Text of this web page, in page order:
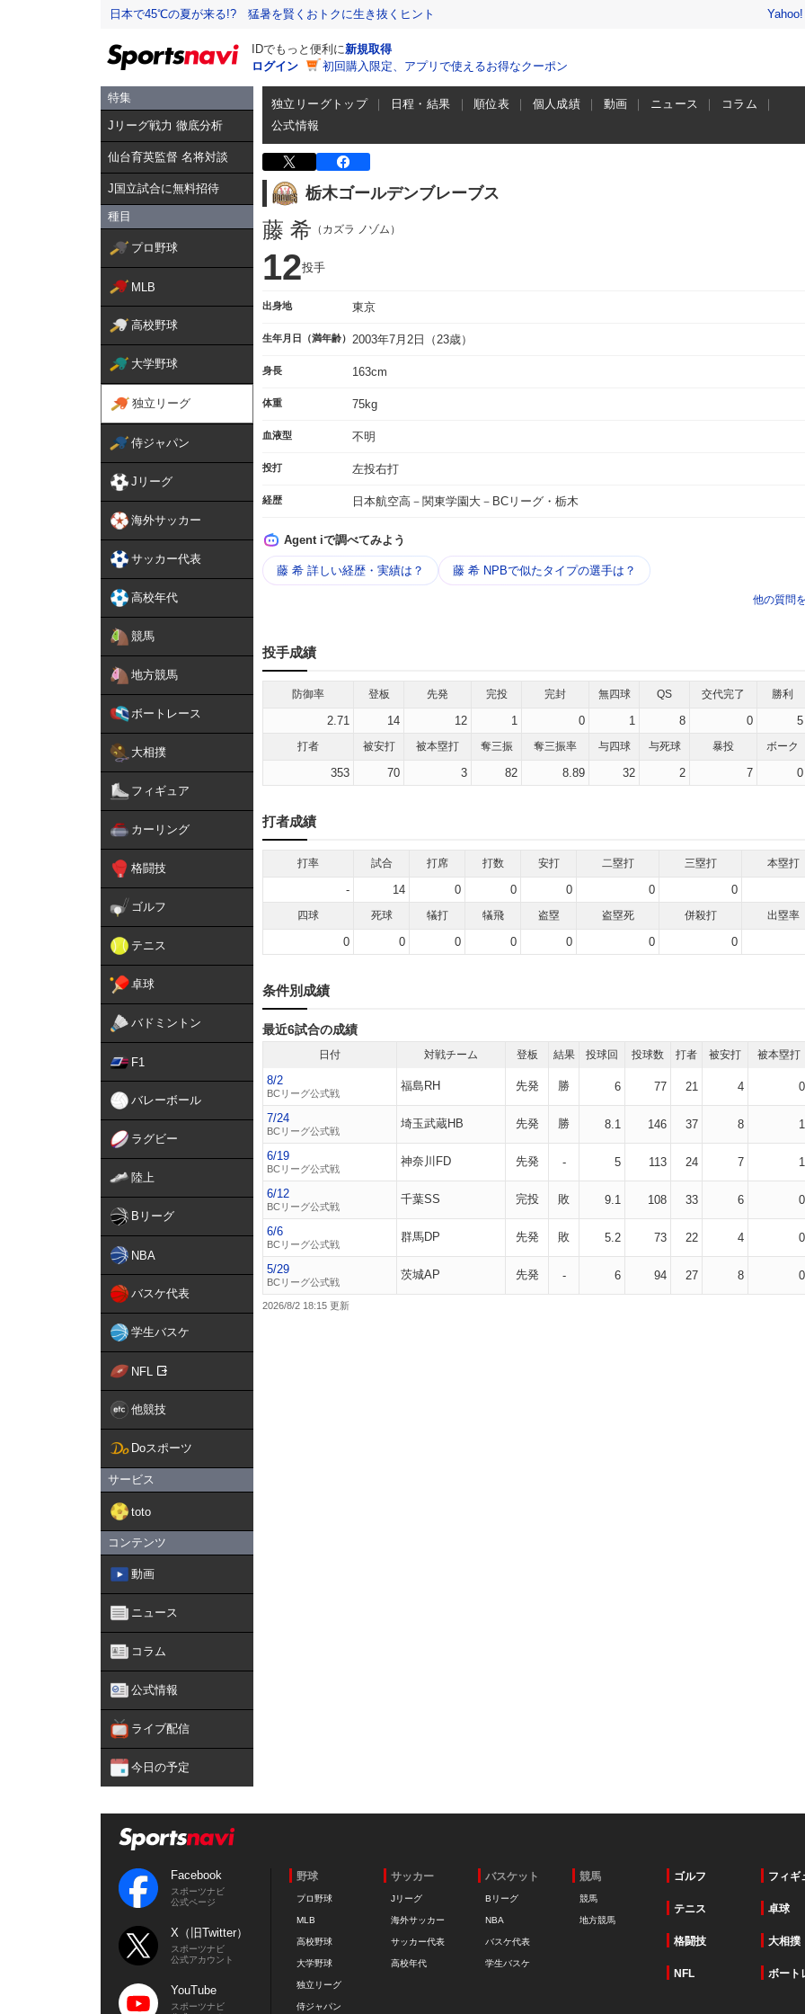
日本で45℃の夏が来る!? 猛暑を賢くおトクに生き抜くヒント
IDでもっと便利に新規取得
ログイン
初回購入限定、アプリで使えるお得なクーポン
特集
Jリーグ戦力 徹底分析
仙台育英監督 名将対談
J国立試合に無料招待
種目
プロ野球
MLB
高校野球
大学野球
独立リーグ
侍ジャパン
Jリーグ
海外サッカー
サッカー代表
高校年代
競馬
地方競馬
ボートレース
大相撲
フィギュア
カーリング
格闘技
ゴルフ
テニス
卓球
バドミントン
F1
バレーボール
ラグビー
陸上
Bリーグ
NBA
バスケ代表
学生バスケ
NFL
他競技
Doスポーツ
サービス
toto
コンテンツ
動画
ニュース
コラム
公式情報
ライブ配信
今日の予定
独立リーグトップ 日程・結果 順位表 個人成績 動画 ニュース
コラム
公式情報
栃木ゴールデンブレーブス
藤 希 （カズラ ノゾム）
12投手
出身地 東京
生年月日（満年齢） 2003年7月2日（23歳）
身長 163cm
体重 75kg
血液型 不明
投打 左投右打
経歴 日本航空高－関東学園大－BCリーグ・栃木
Agent iで調べてみよう
藤 希 詳しい経歴・実績は？ 藤 希 NPBで似たタイプの選手は？
他の質問
投手成績
防御率 登板 先発 完投 完封 無四球 QS 交代完了 勝利
2.71 14 12 1 0 1 8 0 5
打者 被安打 被本塁打 奪三振 奪三振率 与四球 与死球 暴投 ボーク
353 70 3 82 8.89 32 2 7 0
打者成績
打率 試合 打席 打数 安打 二塁打 三塁打 本塁打
- 14 0 0 0 0 0
四球 死球 犠打 犠飛 盗塁 盗塁死 併殺打 出塁率
0 0 0 0 0 0 0
条件別成績
最近6試合の成績
日付 対戦チーム 登板 結果 投球回 投球数 打者 被安打 被本塁打
8/2
BCリーグ公式戦
福島RH 先発 勝 6 77 21 4 0
7/24
BCリーグ公式戦
埼玉武蔵HB 先発 勝 8.1 146 37 8 1
6/19
BCリーグ公式戦
神奈川FD 先発 - 5 113 24 7 1
6/12
BCリーグ公式戦
千葉SS 完投 敗 9.1 108 33 6 0
6/6
BCリーグ公式戦
群馬DP 先発 敗 5.2 73 22 4 0
5/29
BCリーグ公式戦
茨城AP 先発 - 6 94 27 8 0
2026/8/2 18:15
Facebook
スポーツナビ
公式ページ
X（旧Twitter）
スポーツナビ
公式アカウント
YouTube
スポーツナビ
野球
プロ野球
MLB
高校野球
大学野球
独立リーグ
侍ジャパン
サッカー
Jリーグ
海外サッカー
サッカー代表
高校年代
バスケット
Bリーグ
NBA
バスケ代表
学生バスケ
競馬
競馬
地方競馬
ゴルフ フィギ
テニス 卓球
格闘技 大相撲
NFL ボート